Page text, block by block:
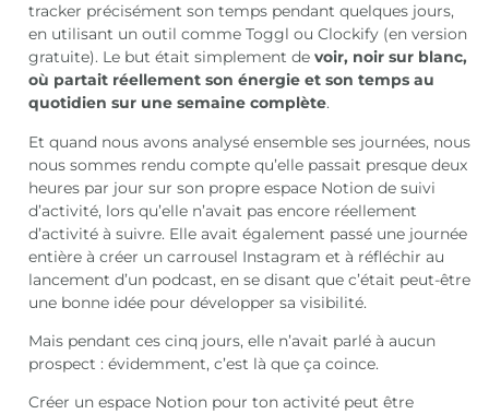
tracker précisément son temps pendant quelques jours,
en utilisant un outil comme Toggl ou Clockify (en version
gratuite). Le but était simplement devoir, noir sur blanc,
où partait réellement son énergie et son temps au
quotidien sur une semaine complète.
Et quand nous avons analysé ensemble ses journées, nous
nous sommes rendu compte qu’elle passait presque deux
heures par jour sur son propre espace Notion de suivi
d’activité, lors qu’elle n’avait pas encore réellement
d’activité à suivre. Elle avait également passé une journée
entière à créer un carrousel Instagram et à réfléchir au
lancement d’un podcast, en se disant que c’était peut-être
une bonne idée pour développer sa visibilité.
Mais pendant ces cinq jours, elle n’avait parlé à aucun
prospect : évidemment, c’est là que ça coince.
Créer un espace Notion pour ton activité peut être